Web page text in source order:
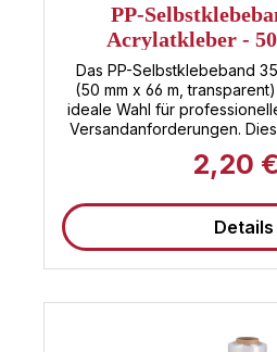
PP-
Acrylatkleber -
Das PP-Selbstklebeband
(50 mm x 66 m,
ideale Wahl für
Versandanforderungen.
Klebekraft, hohe
Einsatz in Logistik, Lager
Highlights:Starke
haftet das PP-
Karton, Papier und vielen
und Kartonagen.Hohe
Sendungen
2,20
Details